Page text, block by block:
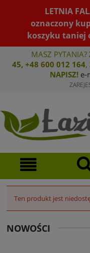
LETNIA
oznaczony
koszyku taniej
MASZ PYTANIA?
45, +48 600 012 164,
NAPISZ! e-
Ten produkt jest
NOWOŚCI